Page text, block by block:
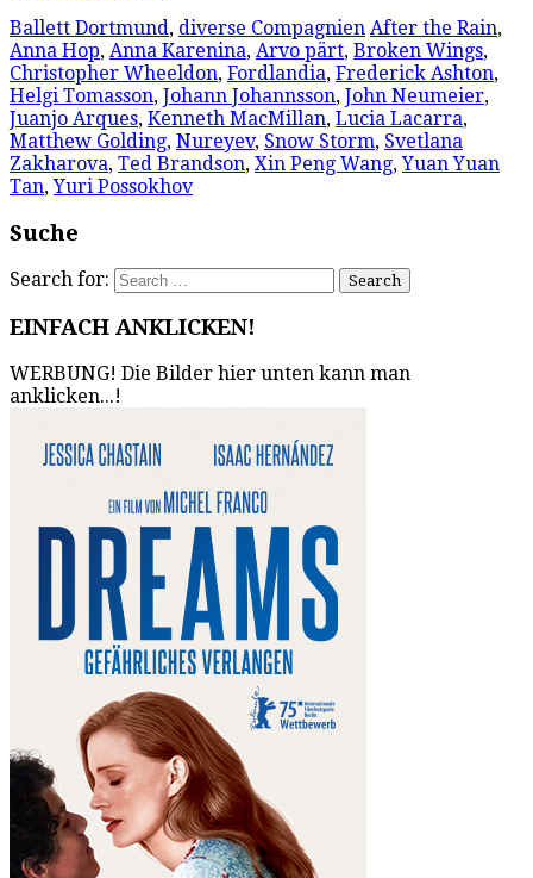
Ballett Dortmund, diverse Compagnien After the Rain,
Anna Hop, Anna Karenina, Arvo pärt, Broken Wings,
Christopher Wheeldon, Fordlandia, Frederick Ashton,
Helgi Tomasson, Johann Johannsson, John Neumeier,
Juanjo Arques, Kenneth MacMillan, Lucia Lacarra,
Matthew Golding, Nureyev, Snow Storm, Svetlana
Zakharova, Ted Brandson, Xin Peng Wang,Yuan Yuan
Tan,Yuri Possokhov
Suche
Search for:
EINFACH ANKLICKEN!
WERBUNG! Die Bilder hier unten kann man
anklicken...!